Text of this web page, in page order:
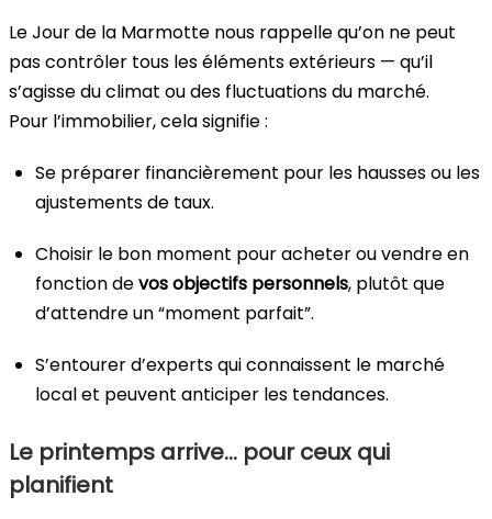
Le Jour de la Marmotte nous rappelle qu’on ne peut
pas contrôler tous les éléments extérieurs — qu’il
s’agisse du climat ou des fluctuations du marché.
Pour l’immobilier, cela signifie :
Se préparer financièrement pour les hausses ou les
ajustements de taux.
Choisir le bon moment pour acheter ou vendre en
fonction devos objectifs personnels, plutôt que
d’attendre un “moment parfait”.
S’entourer d’experts qui connaissent le marché
local et peuvent anticiper les tendances.
Le printemps arrive… pour ceux qui
planifient